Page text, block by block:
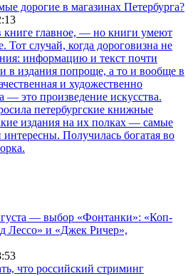
дорогие в магазинах Петербурга?
книге главное, — но книги умеют
Тот случай, когда дороговизна не
информацию и текст почти
в издания попроще, а то и вообще в
и художественно
— это произведение искусства.
петербургские книжные
издания на их полках — самые
Получилась богатая во
— выбор «Фонтанки»: «Коп-
Лессо» и «Джек Ричер»,
что российский стриминг